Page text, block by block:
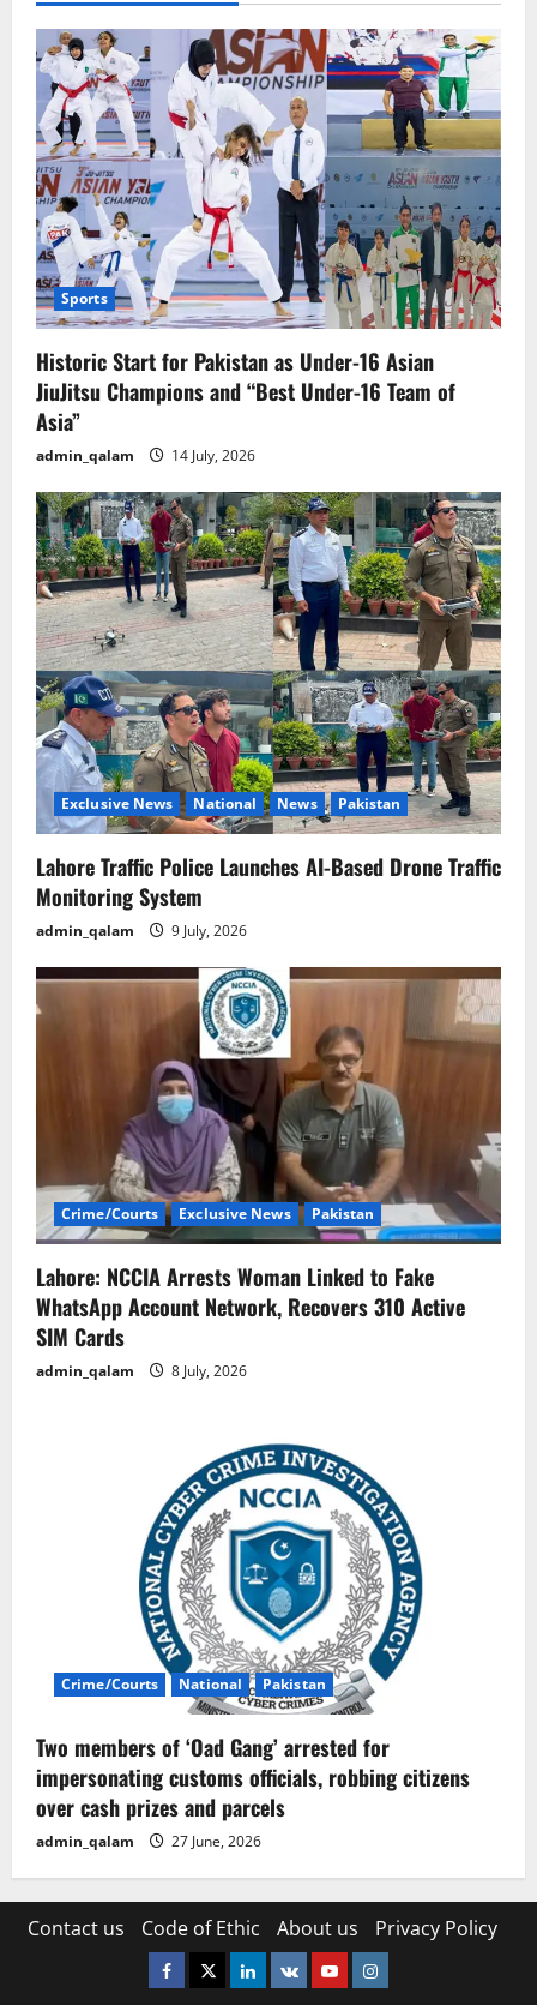
کے
نام
منظر
عام
پر
آگئے
(حصہ
دوئم)
Sports
Historic Start for Pakistan as Under-16 Asian
JiuJitsu Champions and “Best Under-16 Team of
Asia”
admin_qalam 14 July, 2026
Exclusive News National News Pakistan
Lahore Traffic Police Launches AI-Based Drone Traffic
Monitoring System
admin_qalam 9 July, 2026
Crime/Courts Exclusive News Pakistan
Lahore: NCCIA Arrests Woman Linked to Fake
WhatsApp Account Network, Recovers 310 Active
SIM Cards
admin_qalam 8 July, 2026
Crime/Courts National Pakistan
Two members of ‘Oad Gang’ arrested for
impersonating customs officials, robbing citizens
over cash prizes and parcels
admin_qalam 27 June, 2026
Contact us Code of Ethic About us Privacy Policy
Facebook
TwitterLinkedin
VK YoutubeInstagram